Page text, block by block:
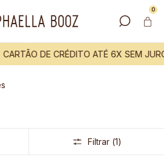
0
CARTÃO DE CRÉDITO ATÉ 6X SEM
Filtrar (1)